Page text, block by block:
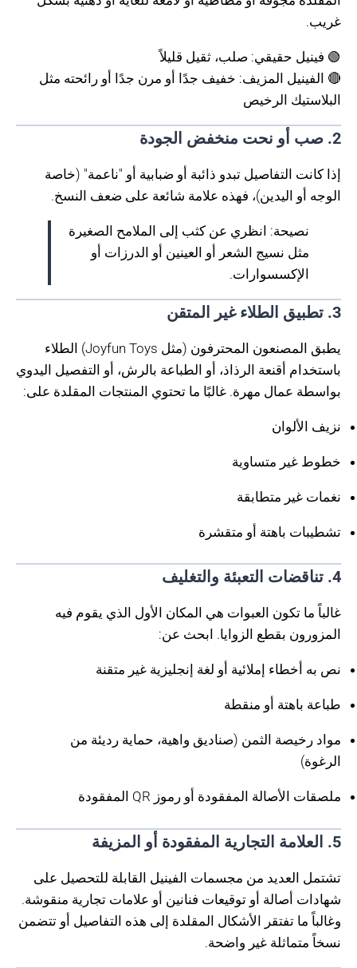
غريب.
🟢 فينيل حقيقي: صلب، ثقيل قليلاً
🔴 الفينيل المزيف: خفيف جدًا أو مرن جدًا أو رائحته مثل
البلاستيك الرخيص
2. صب أو نحت منخفض الجودة
إذا كانت التفاصيل تبدو ذائبة أو ضبابية أو "ناعمة" (خاصة
الوجه أو اليدين)، فهذه علامة شائعة على ضعف النسخ.
نصيحة: انظري عن كثب إلى الملامح الصغيرة
مثل نسيج الشعر أو العينين أو الدرزات أو
الإكسسوارات.
3. تطبيق الطلاء غير المتقن
يطبق المصنعون المحترفون (مثل Joyfun Toys) الطلاء
باستخدام أقنعة الرذاذ، أو الطباعة بالرش، أو التفصيل اليدوي
بواسطة عمال مهرة. غالبًا ما تحتوي المنتجات المقلدة على:
نزيف الألوان
خطوط غير متساوية
نغمات غير متطابقة
تشطيبات باهتة أو متقشرة
4. تناقضات التعبئة والتغليف
غالباً ما تكون العبوات هي المكان الأول الذي يقوم فيه
المزورون بقطع الزوايا. ابحث عن:
نص به أخطاء إملائية أو لغة إنجليزية غير متقنة
طباعة باهتة أو منقطة
مواد رخيصة الثمن (صناديق واهية، حماية رديئة من
الرغوة)
ملصقات الأصالة المفقودة أو رموز QR المفقودة
5. العلامة التجارية المفقودة أو المزيفة
تشتمل العديد من مجسمات الفينيل القابلة للتحصيل على
شهادات أصالة أو توقيعات فنانين أو علامات تجارية منقوشة.
وغالباً ما تفتقر الأشكال المقلدة إلى هذه التفاصيل أو تتضمن
نسخاً متماثلة غير واضحة.